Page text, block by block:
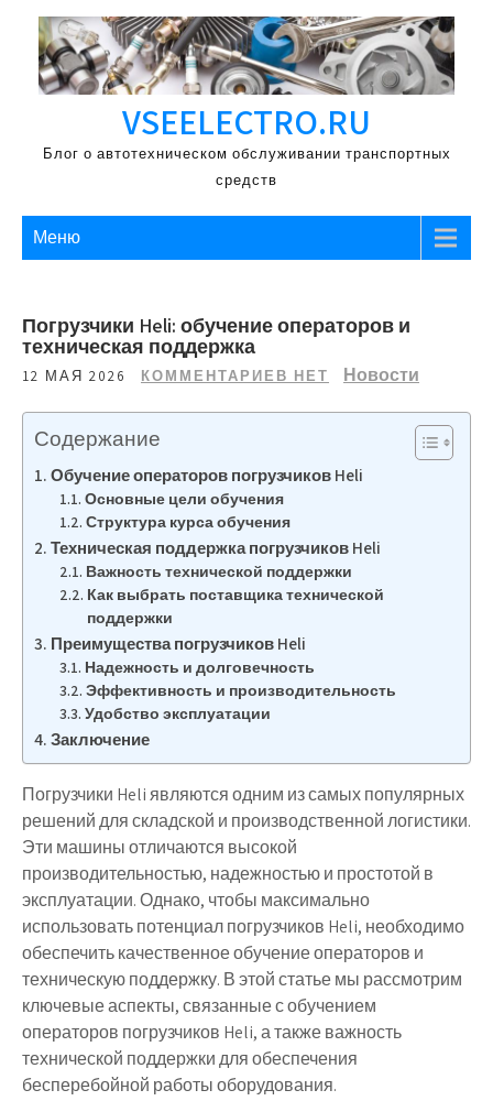
Перейти
содержимому
VSEELECTRO.RU
Блог о автотехническом обслуживании транспортных
средств
Меню
Погрузчики Heli: обучение операторов и
техническая поддержка
12 МАЯ 2026 КОММЕНТАРИЕВ НЕТ Новости
Содержание
Обучение операторов погрузчиков Heli
Основные цели обучения
Структура курса обучения
Техническая поддержка погрузчиков Heli
Важность технической поддержки
Как выбрать поставщика технической
поддержки
Преимущества погрузчиков Heli
Надежность и долговечность
Эффективность и производительность
Удобство эксплуатации
Заключение
Погрузчики Heli являются одним из самых популярных
решений для складской и производственной логистики.
Эти машины отличаются высокой
производительностью, надежностью и простотой в
эксплуатации. Однако, чтобы максимально
использовать потенциал погрузчиков Heli, необходимо
обеспечить качественное обучение операторов и
техническую поддержку. В этой статье мы рассмотрим
ключевые аспекты, связанные с обучением
операторов погрузчиков Heli, а также важность
технической поддержки для обеспечения
бесперебойной работы оборудования.